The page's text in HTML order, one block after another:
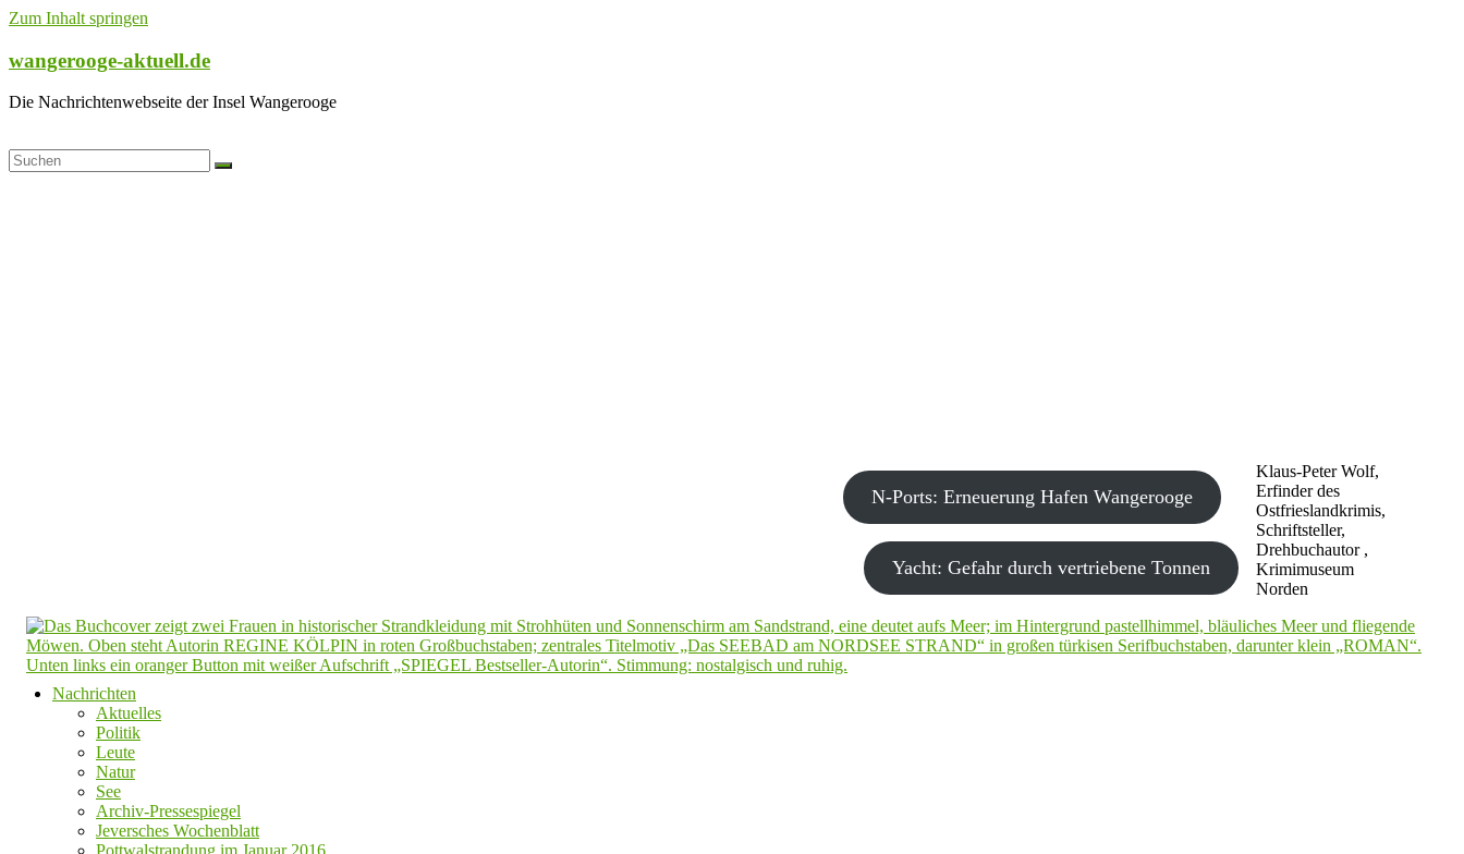
Zum Inhalt springen
wangerooge-aktuell.de
Die Nachrichtenwebseite der Insel Wangerooge
Klaus-Peter Wolf,
Erfinder des
Ostfrieslandkrimis,
Schriftsteller,
Drehbuchautor ,
Krimimuseum
Norden
N-Ports: Erneuerung Hafen Wangerooge
Yacht: Gefahr durch vertriebene Tonnen
Nachrichten
Aktuelles
Politik
Leute
Natur
See
Archiv-Pressespiegel
Jeversches Wochenblatt